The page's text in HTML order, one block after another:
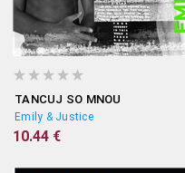
TANCUJ SO MNOU
Emily & Justice
10.44 €